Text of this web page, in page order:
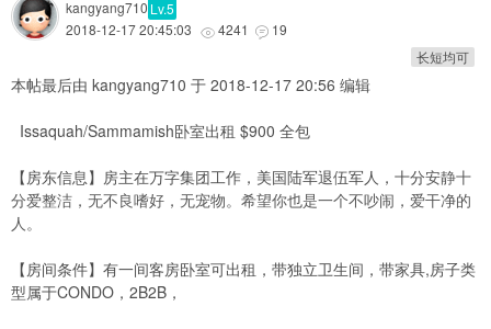
kangyang710 Lv.5
2018-12-17 20:45:03
 4241  19
长短均可
本帖最后由 kangyang710 于 2018-12-17 20:56 编辑
Issaquah/Sammamish卧室出租 $900 全包
【房东信息】 房主在万字集团工作，美国陆军退伍军人，十分安静十
分爱整洁，无不良嗜好，无宠物。希望你也是一个不吵闹，爱干净的
人。
【房间条件】 有一间客房卧室可出租，带独立卫生间，带家具,房子类
型属于CONDO，2B2B，